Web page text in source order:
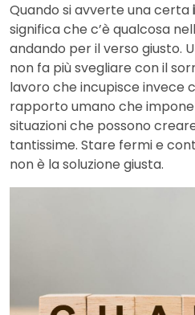
Quando si avverte una certa
significa che c’è qualcosa
andando per il verso giusto.
non fa più svegliare con il
lavoro che incupisce invece
rapporto umano che impone
situazioni che possono
tantissime. Stare fermi e
non è la soluzione giusta.